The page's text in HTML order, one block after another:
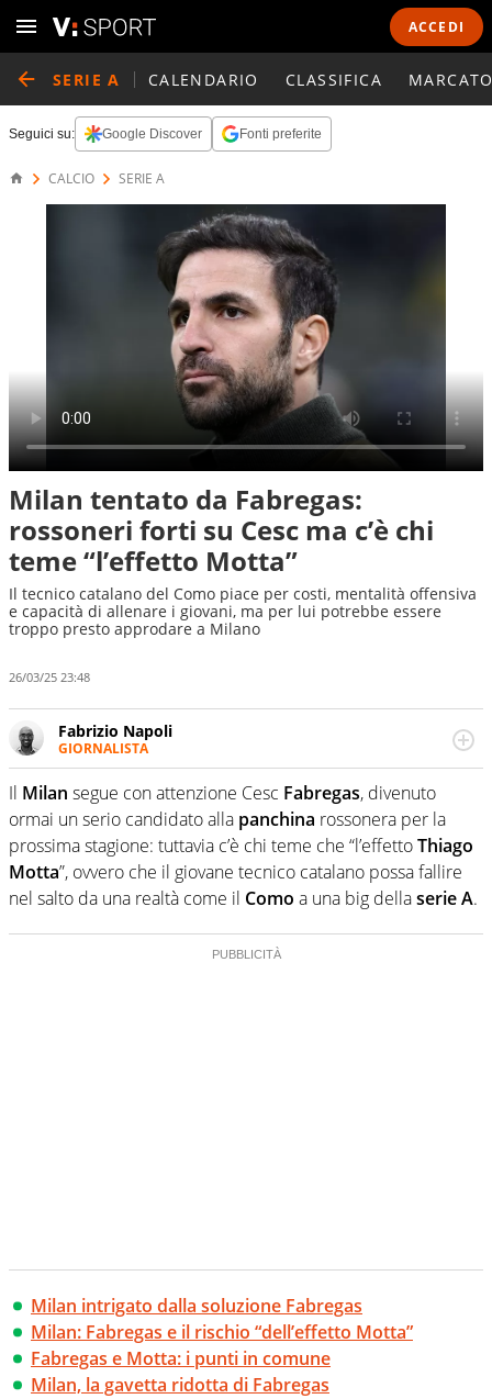
ACCEDI
SERIE A CALENDARIO CLASSIFICA
Seguici su: Google Discover Fonti preferite
CALCIO SERIE A
Milan tentato da Fabregas:
rossoneri forti su Cesc ma c’è chi
teme “l’effetto Motta”
Il tecnico catalano del Como piace per costi, mentalità offensiva
e capacità di allenare i giovani, ma per lui potrebbe essere
troppo presto approdare a Milano
26/03/25 23:48
Fabrizio Napoli
GIORNALISTA
Giornalista professionista, per Virgilio Sport segue anche
il calcio ma è con la pallanuoto che esalta competenze e
passioni. Cura la comunicazione di HaBaWaBa, il più
grande festival di waterpolo per bambini al mondo
Il Milan segue con attenzione Cesc Fabregas, divenuto
ormai un serio candidato alla panchina rossonera per la
prossima stagione: tuttavia c’è chi teme che “l’effettoThiago
Motta”, ovvero che il giovane tecnico catalano possa fallire
nel salto da una realtà come il Como a una big dellaserie A.
Milan intrigato dalla soluzione Fabregas
Milan: Fabregas e il rischio “dell’effetto Motta”
Fabregas e Motta: i punti in comune
Milan, la gavetta ridotta di Fabregas